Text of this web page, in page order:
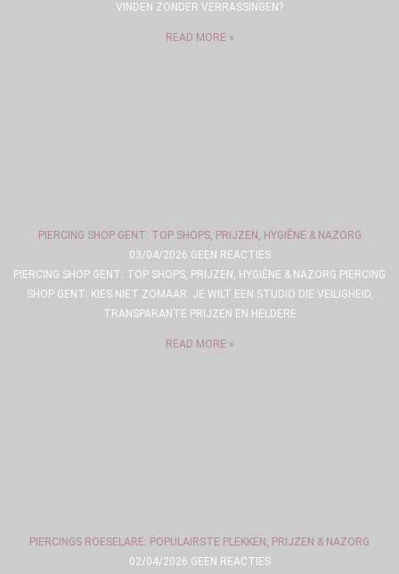
VINDEN ZONDER VERRASSINGEN?
READ MORE »
PIERCING SHOP GENT: TOP SHOPS, PRIJZEN, HYGIËNE & NAZORG
03/04/2026 GEEN REACTIES
PIERCING SHOP GENT: TOP SHOPS, PRIJZEN, HYGIËNE & NAZORG PIERCING
SHOP GENT: KIES NIET ZOMAAR. JE WILT EEN STUDIO DIE VEILIGHEID,
TRANSPARANTE PRIJZEN EN HELDERE
READ MORE »
PIERCINGS ROESELARE: POPULAIRSTE PLEKKEN, PRIJZEN & NAZORG
02/04/2026 GEEN REACTIES